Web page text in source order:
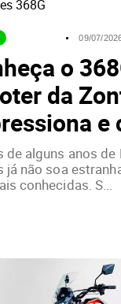
09/07/
o
da
e
de alguns anos de
já não soa
conhecidas. S...